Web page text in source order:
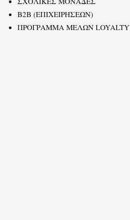
B2B (ΕΠΙΧΕΙΡΗΣΕΩΝ)
ΠΡΟΓΡΑΜΜΑ ΜΕΛΩΝ LOYALTY